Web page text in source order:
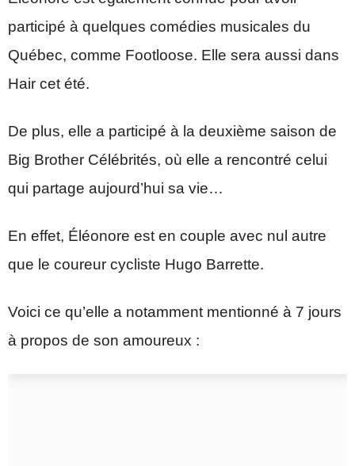
participé à quelques comédies musicales du
Québec, comme Footloose. Elle sera aussi dans
Hair cet été.
De plus, elle a participé à la deuxième saison de
Big Brother Célébrités, où elle a rencontré celui
qui partage aujourd’hui sa vie…
En effet, Éléonore est en couple avec nul autre
que le coureur cycliste Hugo Barrette.
Voici ce qu’elle a notamment mentionné à 7 jours
à propos de son amoureux :